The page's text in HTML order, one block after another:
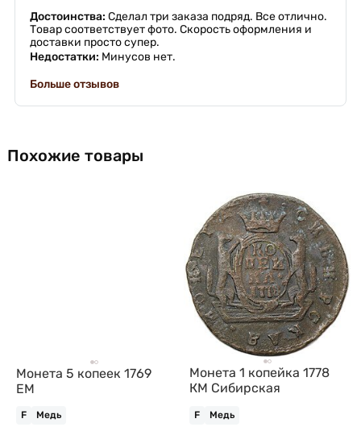
Достоинства: Сделал три заказа подряд. Все отлично.
Товар соответствует фото. Скорость оформления и
доставки просто супер.
Недостатки: Минусов нет.
Больше отзывов
Похожие товары
Монета 5 копеек 1769
ЕМ
F Медь
Монета 1 копейка 1778
КМ Сибирская
F Медь